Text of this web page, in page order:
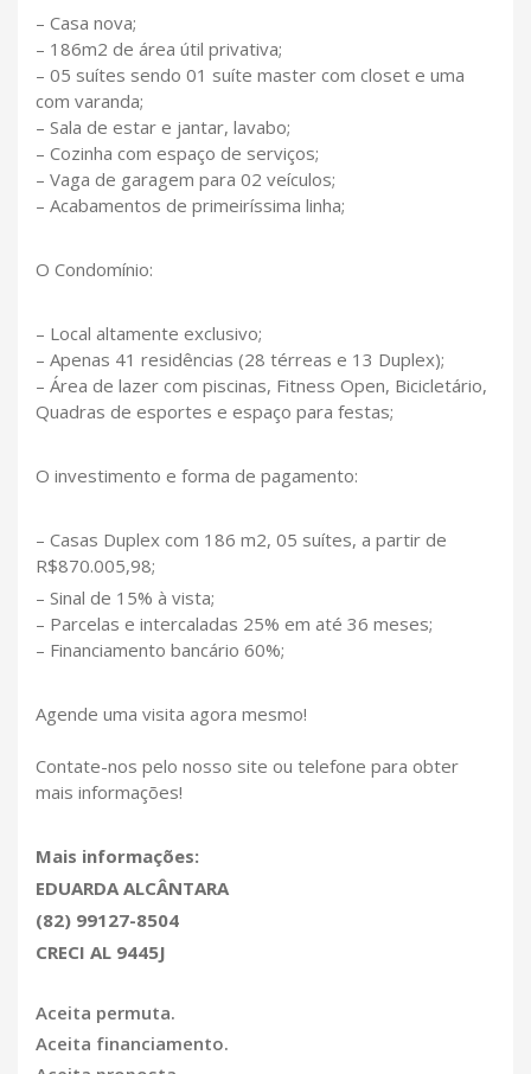
– Casa nova;
– 186m2 de área útil privativa;
– 05 suítes sendo 01 suíte master com closet e uma
com varanda;
– Sala de estar e jantar, lavabo;
– Cozinha com espaço de serviços;
– Vaga de garagem para 02 veículos;
– Acabamentos de primeiríssima linha;
O Condomínio:
– Local altamente exclusivo;
– Apenas 41 residências (28 térreas e 13 Duplex);
– Área de lazer com piscinas, Fitness Open, Bicicletário,
Quadras de esportes e espaço para festas;
O investimento e forma de pagamento:
– Casas Duplex com 186 m2, 05 suítes, a partir de
R$870.005,98;
– Sinal de 15% à vista;
– Parcelas e intercaladas 25% em até 36 meses;
– Financiamento bancário 60%;
Agende uma visita agora mesmo!
Contate-nos pelo nosso site ou telefone para obter
mais informações!
Mais informações:
EDUARDA ALCÂNTARA
(82) 99127-8504
CRECI AL 9445J
Aceita permuta.
Aceita financiamento.